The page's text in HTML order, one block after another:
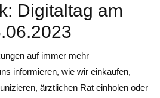
Digitaltag am
auf immer mehr
informieren, wie wir einkaufen,
ärztlichen Rat einholen oder